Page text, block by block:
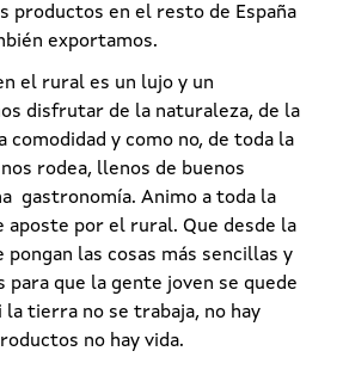
productos en el resto de España
exportamos.
el rural es un lujo y un
disfrutar de la naturaleza, de la
comodidad y como no, de toda la
rodea, llenos de buenos
gastronomía. Animo a toda la
aposte por el rural. Que desde la
pongan las cosas más sencillas y
para que la gente joven se quede
la tierra no se trabaja, no hay
no hay vida.